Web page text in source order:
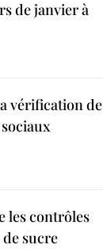
de janvier à
vérification de
les contrôles
sucre